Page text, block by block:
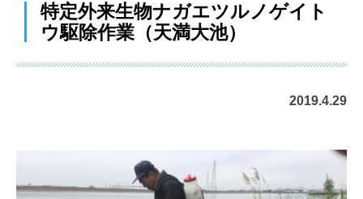
特定外来生物ナガエツルノゲイト
ウ駆除作業（天満大池）
2019.4.29